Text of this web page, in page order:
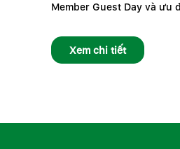
Member Guest Day và ưu
Xem chi tiết